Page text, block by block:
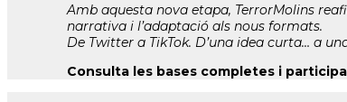
Amb aquesta nova etapa, TerrorMolins
narrativa i l’adaptació als nous formats.
De Twitter a TikTok. D’una idea curta… a
Consulta les bases completes i